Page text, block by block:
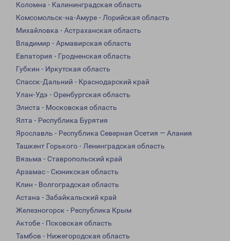
Коломна - Калининградская область
Комсомольск-на-Амуре - Лорийская область
Михайловка - Астраханская область
Владимир - Армавирская область
Евпатория - Гродненская область
Губкин - Иркутская область
Спасск-Дальний - Краснодарский край
Улан-Удэ - Оренбургская область
Элиста - Московская область
Ялта - Республика Бурятия
Ярославль - Республика Северная Осетия — Алания
Ташкент Горького - Ленинградская область
Вязьма - Ставропольский край
Арзамас - Сюникская область
Клин - Волгоградская область
Астана - Забайкальский край
Железногорск - Республика Крым
Актобе - Псковская область
Тамбов - Нижегородская область